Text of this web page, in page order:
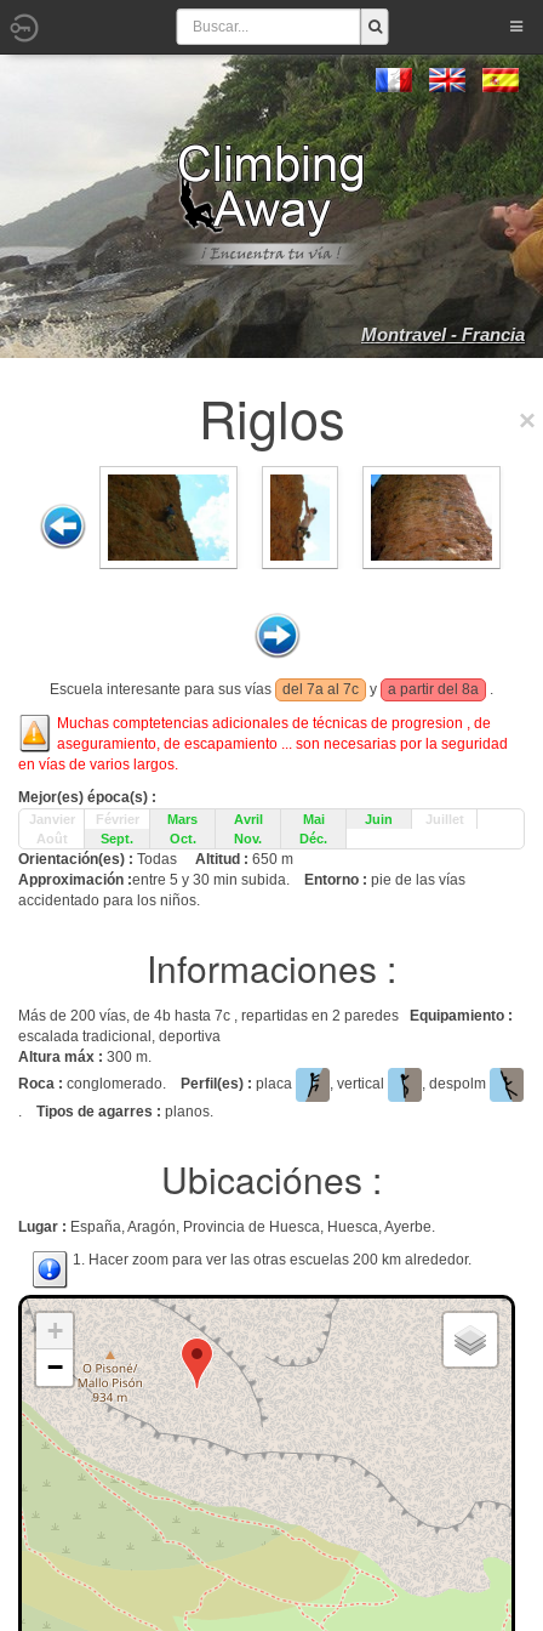
Montravel - Francia
Riglos
Escuela interesante para sus vías del 7a al 7c y a partir del 8a
.
Muchas comptetencias adicionales de técnicas de progresion , de
aseguramiento, de escapamiento ... son necesarias por la seguridad
en vías de varios largos.
Mejor(es) época(s) :
Janvier Février Mars Avril Mai Juin
Juillet
Août
Sept. Oct. Nov. Déc.
Orientación(es) : Todas Altitud : 650 m
Approximación :entre 5 y 30 min subida. Entorno : pie de las vías
accidentado para los niños.
Informaciones :
Más de 200 vías, de 4b hasta 7c , repartidas en 2 paredes
Equipamiento :
escalada tradicional, deportiva
Altura máx : 300 m.
Roca : conglomerado. Perfil(es) : placa , vertical
, despolm
. Tipos de agarres : planos.
Ubicaciónes :
Lugar : España, Aragón, Provincia de Huesca, Huesca, Ayerbe.
1. Hacer zoom para ver las otras escuelas 200 km alrededor.
+
−